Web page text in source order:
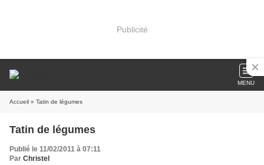
Publicité
MENU
Accueil » Tatin de légumes
Tatin de légumes
Publié le 11/02/2011 à 07:11
Par Christel